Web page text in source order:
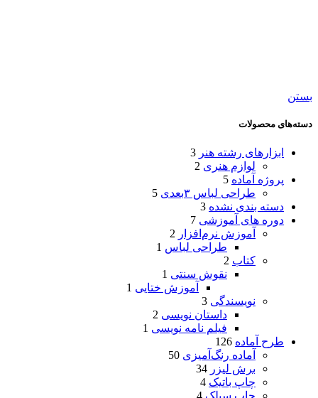
بستن
دسته‌های محصولات
ابزارهای رشته هنر 3
لوازم هنری 2
پروژه آماده 5
طراحی لباس ۳بعدی
5
دسته بندی نشده 3
دوره های آموزشی 7
آموزش نرم‌افزار 2
طراحی لباس 1
کتاب 2
نقوش سنتی 1
آموزش ختایی 1
نویسندگی 3
داستان نویسی 2
فیلم نامه نویسی 1
طرح آماده 126
آماده رنگ‌آمیزی 50
برش لیزر 34
چاپ باتیک 4